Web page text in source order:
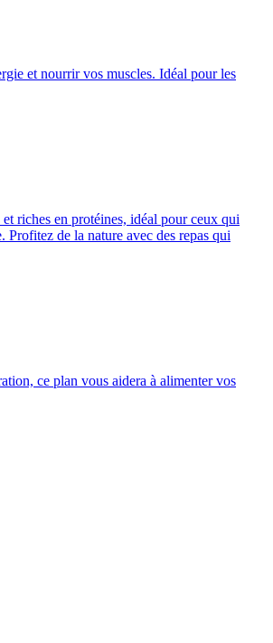
et nourrir vos muscles. Idéal pour les
riches en protéines, idéal pour ceux qui
de la nature avec des repas qui
ce plan vous aidera à alimenter vos